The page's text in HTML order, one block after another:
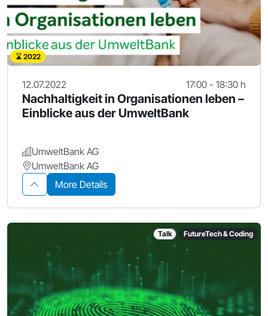
2022
12.07.2022 17:00 - 18:30 h
Nachhaltigkeit in Organisationen leben –
Einblicke aus der UmweltBank
UmweltBank AG
UmweltBank AG
More Details
Talk FutureTech & Coding